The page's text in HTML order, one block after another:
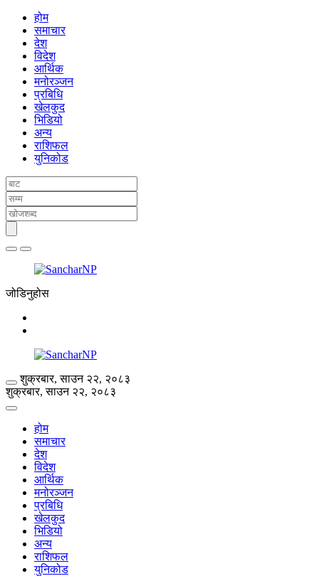
होम
समाचार
देश
विदेश
आर्थिक
मनोरञ्जन
प्रबिधि
खेलकुद
भिडियो
अन्य
राशिफल
युनिकोड
जोडिनुहोस
शुक्रबार, साउन २२, २०८३
शुक्रबार, साउन २२, २०८३
होम
समाचार
देश
विदेश
आर्थिक
मनोरञ्जन
प्रबिधि
खेलकुद
भिडियो
अन्य
राशिफल
युनिकोड